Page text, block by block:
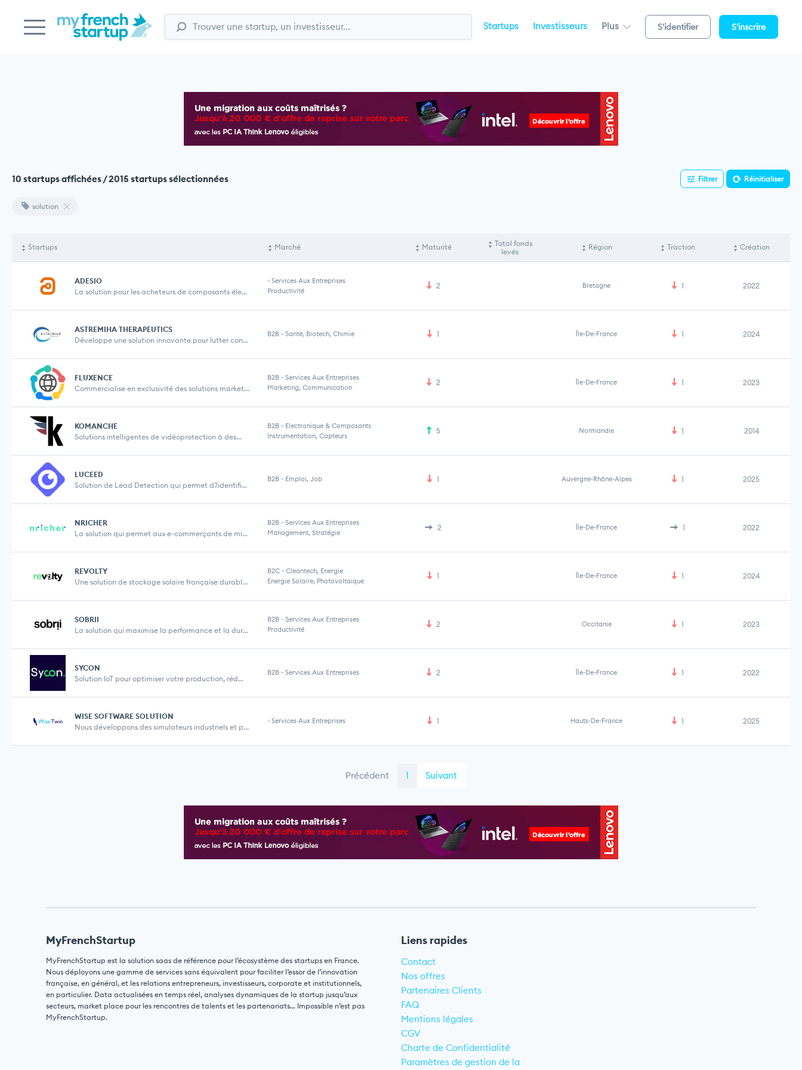
Startups Investisseurs Plus S'identifier S'inscrire
10 startups affichées / 2015 startups sélectionnées Filtrer Réinitialiser
solution
Startups Marché Maturité
Total fonds
levés
Région Traction Création
ADESIO
La solution pour les acheteurs de composants élec...
- Services Aux Entreprises
Productivité
2 Bretagne 1 2022
ASTREMIHA THERAPEUTICS
Développe une solution innovante pour lutter cont...
B2B - Santé, Biotech, Chimie 1 Île-De-France 1 2024
FLUXENCE
Commercialise en exclusivité des solutions market...
B2B - Services Aux Entreprises
Marketing, Communication
2 Île-De-France 1 2023
KOMANCHE
Solutions intelligentes de vidéoprotection à des...
B2B - Electronique & Composants
Instrumentation, Capteurs
5 Normandie 1 2014
LUCEED
Solution de Lead Detection qui permet d?identifier...
B2B - Emploi, Job 1 Auvergne-Rhône-Alpes 1 2025
NRICHER
La solution qui permet aux e-commerçants de mieux...
B2B - Services Aux Entreprises
Management, Stratégie
2 Île-De-France 1 2022
REVOLTY
Une solution de stockage solaire française durabl...
B2C - Cleantech, Energie
Energie Solaire, Photovoltaique
1 Île-De-France 1 2024
SOBRII
La solution qui maximise la performance et la dura...
B2B - Services Aux Entreprises
Productivité
2 Occitanie 1 2023
SYCON
Solution IoT pour optimiser votre production, réd...
B2B - Services Aux Entreprises 2 Île-De-France 1 2022
WISE SOFTWARE SOLUTION
Nous développons des simulateurs industriels et p...
- Services Aux Entreprises 1 Hauts-De-France 1 2025
Précédent 1 Suivant
MyFrenchStartup
MyFrenchStartup est la solution saas de référence pour l’écosystème des startups en France.
Nous déployons une gamme de services sans équivalent pour faciliter l’essor de l’innovation
française, en général, et les relations entrepreneurs, investisseurs, corporate et institutionnels,
en particulier. Data actualisées en temps réel, analyses dynamiques de la startup jusqu’aux
secteurs, market place pour les rencontres de talents et les partenariats… Impossible n’est pas
MyFrenchStartup.
Liens rapides
Contact
Nos offres
Partenaires Clients
FAQ
Mentions légales
CGV
Charte de Confidentialité
Paramètres de gestion de la